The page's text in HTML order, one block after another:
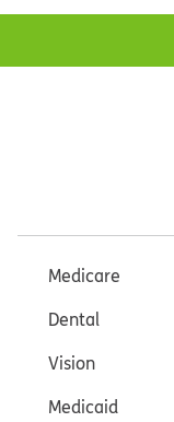
Medicare
Dental
Vision
Medicaid